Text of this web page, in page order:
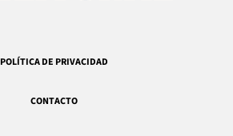
POLÍTICA DE PRIVACIDAD
CONTACTO